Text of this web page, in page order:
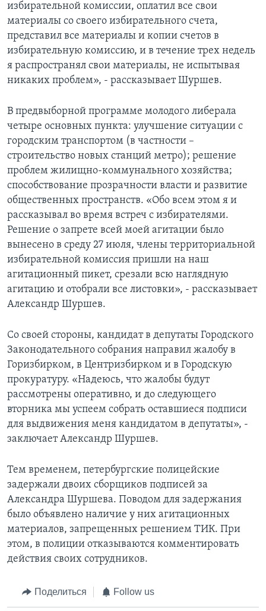
избирательной комиссии, оплатил все свои
материалы со своего избирательного счета,
представил все материалы и копии счетов в
избирательную комиссию, и в течение трех недель
я распространял свои материалы, не испытывая
никаких проблем», - рассказывает Шуршев.
В предвыборной программе молодого либерала
четыре основных пункта: улучшение ситуации с
городским транспортом (в частности –
строительство новых станций метро); решение
проблем жилищно-коммунального хозяйства;
способствование прозрачности власти и развитие
общественных пространств. «Обо всем этом я и
рассказывал во время встреч с избирателями.
Решение о запрете всей моей агитации было
вынесено в среду 27 июля, члены территориальной
избирательной комиссия пришли на наш
агитационный пикет, срезали всю наглядную
агитацию и отобрали все листовки», - рассказывает
Александр Шуршев.
Со своей стороны, кандидат в депутаты Городского
Законодательного собрания направил жалобу в
Горизбирком, в Центризбирком и в Городскую
прокуратуру. «Надеюсь, что жалобы будут
рассмотрены оперативно, и до следующего
вторника мы успеем собрать оставшиеся подписи
для выдвижения меня кандидатом в депутаты», -
заключает Александр Шуршев.
Тем временем, петербургские полицейские
задержали двоих сборщиков подписей за
Александра Шуршева. Поводом для задержания
было объявлено наличие у них агитационных
материалов, запрещенных решением ТИК. При
этом, в полиции отказываются комментировать
действия своих сотрудников.
Поделиться Follow us